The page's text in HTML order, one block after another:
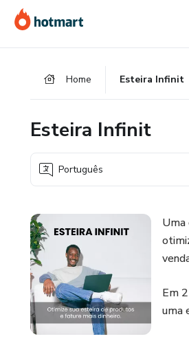
para
o
para
o
para
o
Home Esteira Infinit
Esteira Infinit
Português
Uma
Em
uma